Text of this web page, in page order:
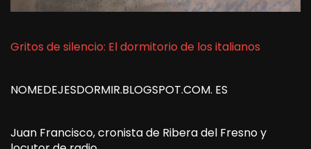
Gritos de silencio: El dormitorio de los italianos
NOMEDEJESDORMIR.BLOGSPOT.COM. ES
Juan Francisco, cronista de Ribera del Fresno y